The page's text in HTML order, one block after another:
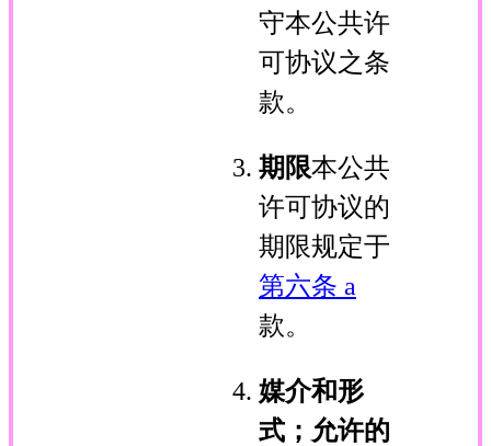
守本公共许
可协议之条
款。
期限本公共
许可协议的
期限规定于
第六条 a
款。
媒介和形
式；允许的